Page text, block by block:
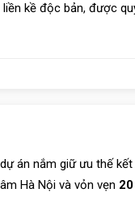
kề độc bản, được
án nắm giữ ưu thế
Hà Nội và vỏn vẹn